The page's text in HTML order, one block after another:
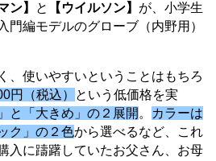
ン】 と 【ウイルソン】 が、小学生
門編モデルのグローブ（内野用）
、使いやすいということはもちろ
円（税込）
という低価格を実
と「大きめ」の２展開。
カラーは
ク」の２色から選べるなど、これ
入に躊躇していたお父さん、お母